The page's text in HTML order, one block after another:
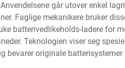
går utover enkel
Faglige mekanikere bruker
batterivedlikeholds-ladere for
Teknologien viser seg
bevarer originale batterisystemer